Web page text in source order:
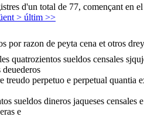
d'un total de 77, començant en
> últim >>
por razon de peyta cena et otros
quatrozientos sueldos censales
deuederos
treudo perpetuo e perpetual quantia
sueldos dineros jaqueses censales
e